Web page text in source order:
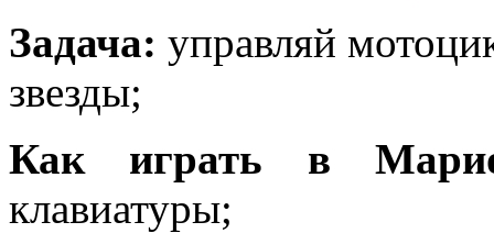
Задача: управляй
звезды;
Как играть в
клавиатуры;